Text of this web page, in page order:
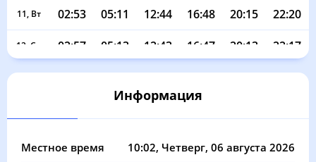
11, Вт 02:53 05:11 12:44 16:48 20:15 22:20
12, Ср 02:57 05:13 12:43 16:47 20:13 22:17
03:00 05:15 12:43 16:46 20:11 22:14
12:43 16:44 22:07
Информация
Местное время 10:02, Четверг, 06 августа 2026